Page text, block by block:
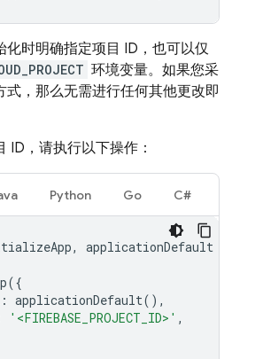
化时明确指定项目 ID，也可以仅
环境变量。如果您采
式，那么无需进行任何其他更改即
ID，请执行以下操作：
Python Go C#
, applicationDefault
({
: applicationDefault(),
'<FIREBASE_PROJECT_ID>' ,